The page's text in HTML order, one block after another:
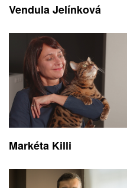
Vendula Jelínková
Markéta Killi